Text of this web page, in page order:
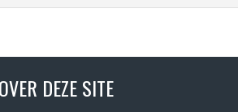
OVER DEZE SITE